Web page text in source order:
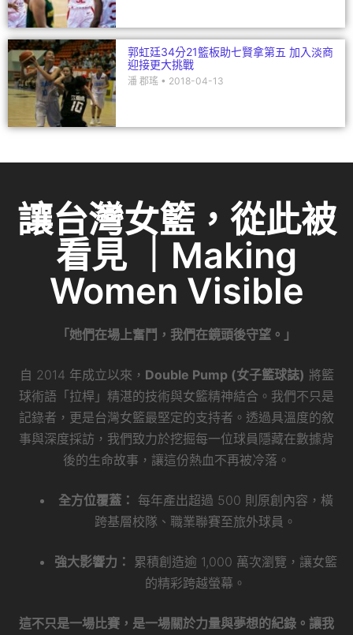
郭虹廷34分21籃板助七賢拿第五 加入淡商
迎接更大挑戰
潘 郡瑤 2018-04-13
讓台灣女籃，從此被
看見 ｜Making
Women Visible
「她們在場上奮鬥，我們在鏡頭後守望。」
自 2014 年成立以來， Double Pump (女子籃球誌) 將籃
球術語「拉桿」精湛的技術與女籃精神結合。我們不只是
記錄者，更是台灣女籃最堅定的支持者。透過具溫度的敘
事與深度採訪，我們致力於挖掘每一位球員隱藏在數據背
後的生命故事，讓這份熱血不再被冷落。
全方位覆蓋： 每年產出超過 500 則原創內容，橫
跨基層校隊、職業聯賽至旅外球員。
強大影響力：
累積創造逾 1,000 萬次瀏覽，讓女籃
的精彩跨越螢幕。
這不只是一場比賽，是一場關於力量與夢想的紀錄。讓我